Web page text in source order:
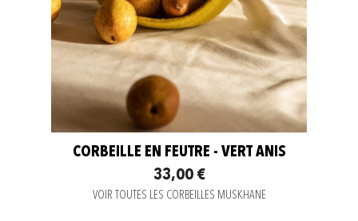
CORBEILLE EN FEUTRE - VERT ANIS
33,00 €
VOIR TOUTES LES CORBEILLES MUSKHANE